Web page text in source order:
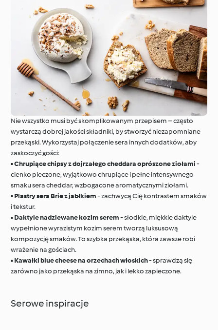
Nie wszystko musi być skomplikowanym przepisem – często
wystarczą dobrej jakości składniki, by stworzyć niezapomniane
przekąski. Wykorzystaj połączenie sera innych dodatków, aby
zaskoczyć gości:
▪️Chrupiące chipsy z dojrzałego cheddara oprószone ziołami-
cienko pieczone, wyjątkowo chrupiące i pełne intensywnego
smaku sera cheddar, wzbogacone aromatycznymi ziołami.
▪️Plastry sera Brie z jabłkiem- zachwycą Cię kontrastem smaków
i tekstur.
▪️Daktyle nadziewane kozim serem- słodkie, miękkie daktyle
wypełnione wyrazistym kozim serem tworzą luksusową
kompozycję smaków. To szybka przekąska, która zawsze robi
wrażenie na gościach.
▪️Kawałki blue cheese na orzechach włoskich- sprawdzą się
zarówno jako przekąska na zimno, jak i lekko zapieczone.
Serowe inspiracje